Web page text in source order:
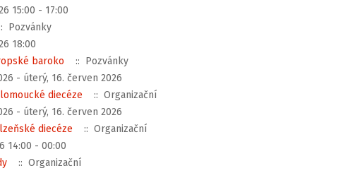
15:00 - 17:00
Pozvánky
18:00
baroko
:: Pozvánky
- úterý, 16. červen 2026
diecéze
:: Organizační
- úterý, 16. červen 2026
diecéze
:: Organizační
14:00 - 00:00
:: Organizační